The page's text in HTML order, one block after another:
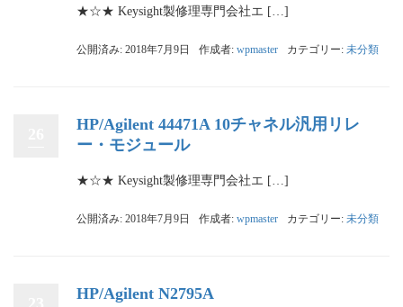
★☆★ Keysight製修理専門会社エ […]
公開済み: 2018年7月9日 作成者: wpmaster カテゴリー: 未分類
HP/Agilent 44471A 10チャネル汎用リレ
ー・モジュール
★☆★ Keysight製修理専門会社エ […]
公開済み: 2018年7月9日 作成者: wpmaster カテゴリー: 未分類
HP/Agilent N2795A